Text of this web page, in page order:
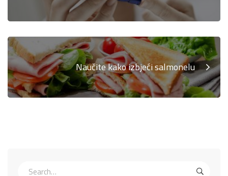
Naučite kako izbjeći salmonelu